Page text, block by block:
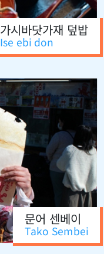
가시바닷가재 덮밥
Ise ebi don
문어 센베이
Tako Sembei